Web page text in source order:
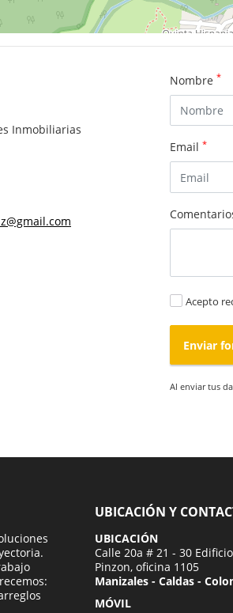
Inmobiliarias
Nombre *
Email *
Acepto
Enviar
Al enviar tus
UBICACIÓN Y
UBICACIÓN
Calle 20a # 21 - 30
Pinzon, oficina 1105
Manizales - Caldas -
MÓVIL